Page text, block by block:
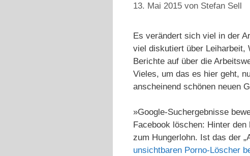
13. Mai 2015 von Stefan Sell
Es verändert sich viel in der
viel diskutiert über Leiharbeit,
Berichte auf über die
Vieles, um das es hier geht,
anscheinend schönen neuen
»Google-Suchergebnisse
Facebook löschen: Hinter
zum Hungerlohn. Ist das der
unsichtbaren Porno-Löscher